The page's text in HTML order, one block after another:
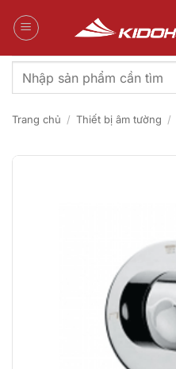
qua
Tìm
kiếm:
Trang chủ / Thiết bị âm tường /